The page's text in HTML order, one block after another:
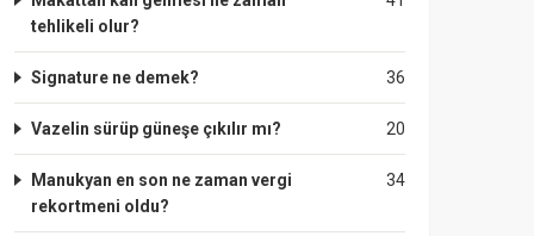
tehlikeli olur?
36
Signature ne demek?
20
Vazelin sürüp güneşe çıkılır mı?
34
Manukyan en son ne zaman vergi
rekortmeni oldu?